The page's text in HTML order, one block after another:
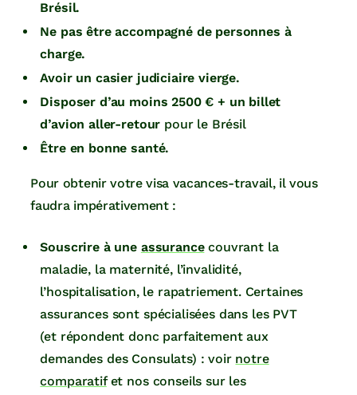
Brésil.
Ne pas être accompagné de personnes à
charge.
Avoir un casier judiciaire vierge.
Disposer d’au moins 2500 € + un billet
d’avion aller-retour pour le Brésil
Être en bonne santé.
Pour obtenir votre visa vacances-travail, il vous
faudra impérativement :
Souscrire à une assurancecouvrant la
maladie, la maternité, l’invalidité,
l’hospitalisation, le rapatriement. Certaines
assurances sont spécialisées dans les PVT
(et répondent donc parfaitement aux
demandes des Consulats) : voir notre
comparatifet nos conseils sur les